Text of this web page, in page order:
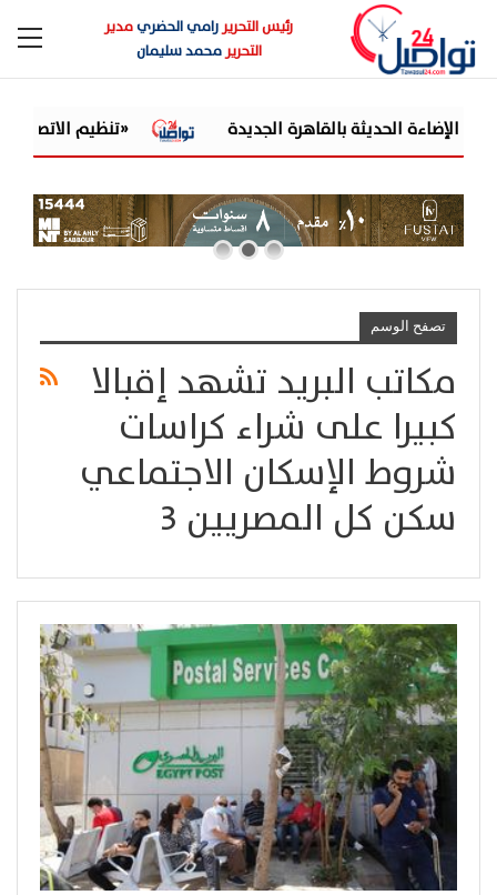
رئيس التحريررامي الحضريمدير
التحريرمحمد سليمان
«تنظيم الاتصالات»
تصفح الوسم
مكاتب البريد تشهد إقبالا
كبيرا على شراء كراسات
شروط الإسكان الاجتماعي
سكن كل المصريين 3